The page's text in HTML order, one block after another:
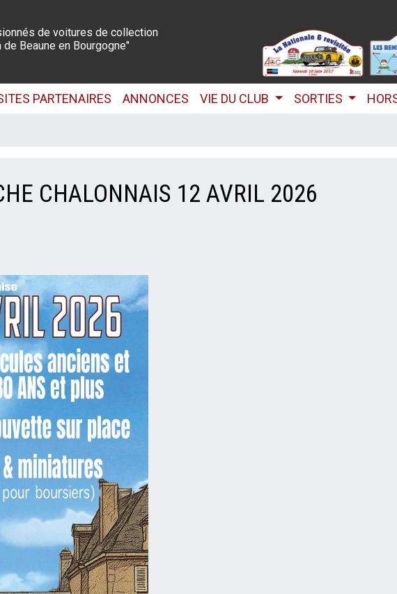
de voitures de collection
de Beaune en Bourgogne"
PARTENAIRES ANNONCES VIE DU CLUB SORTIES
CHALONNAIS 12 AVRIL 2026